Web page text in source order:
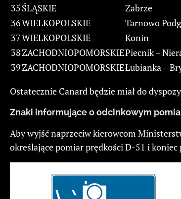
35ŚLĄSKIE Zabrze
36WIELKOPOLSKIE Tarnowo
37WIELKOPOLSKIE Konin
38ZACHODNIOPOMORSKIEPiecnik –
39ZACHODNIOPOMORSKIEŁubianka –
Ostatecznie Canard będzie miał do
Znaki informujące o odcinkowym
Aby wyjść naprzeciw kierowcom
określające pomiar prędkości D-51 i